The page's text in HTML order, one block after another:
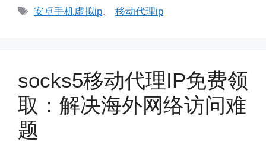
类
标
安卓手机虚拟ip、移动代理ip
socks5移动代理IP免费领
取：解决海外网络访问难
题